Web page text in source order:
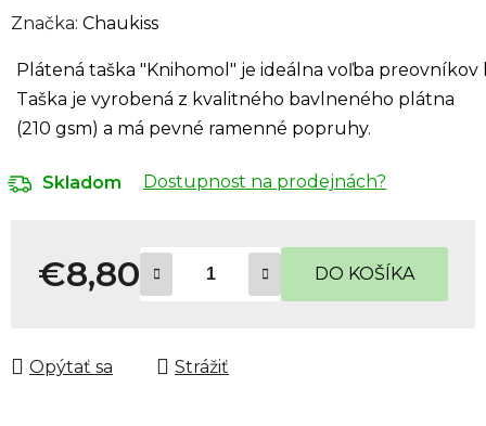
Značka: Chaukiss
Pl átená taška "Knihomol" je ideá lna voľba preovníkov
Taška je vyrobená z kvalitného bavlneného plátna
(210 gsm) a má pevné ramenné popruhy.
Skladom Dostupnost na prodejnách?
€8,80 DO KOŠÍKA
Opýtať sa Strážiť